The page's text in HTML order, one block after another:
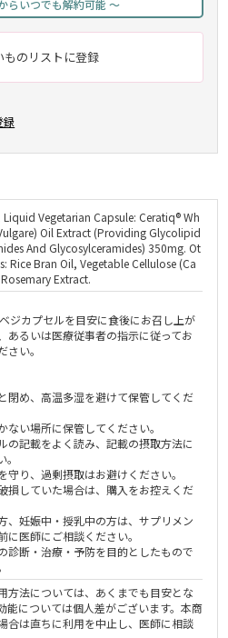
らいつでも解約可能 ～
ものリストに登録
録
Liquid Vegetarian Capsule: Ceratiq® Wh
Oil Extract (Providing Glycolipid
And Glycosylceramides) 350mg. Ot
Rice Bran Oil, Vegetable Cellulose (Ca
Extract.
ジカプセルを目安に食後にお召し上が
あるいは医療従事者の指示に従ってお
さい。
閉め、高温多湿を避けて保管してくだ
ない場所に保管してください。
の記載をよく読み、記載の摂取方法に
守り、過剰摂取はお避けください。
損していた場合は、購入をお控えくだ
、妊娠中・授乳中の方は、サプリメン
に医師にご相談ください。
診断・治療・予防を目的としたもので
方法については、あくまでも目安とな
能については個人差がございます。本商
合は直ちに利用を中止し、医師に相談